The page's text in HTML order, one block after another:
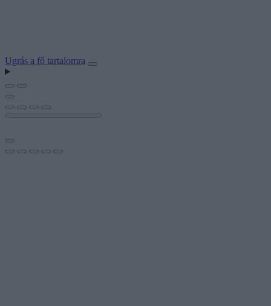
Ugrás a fő tartalomra